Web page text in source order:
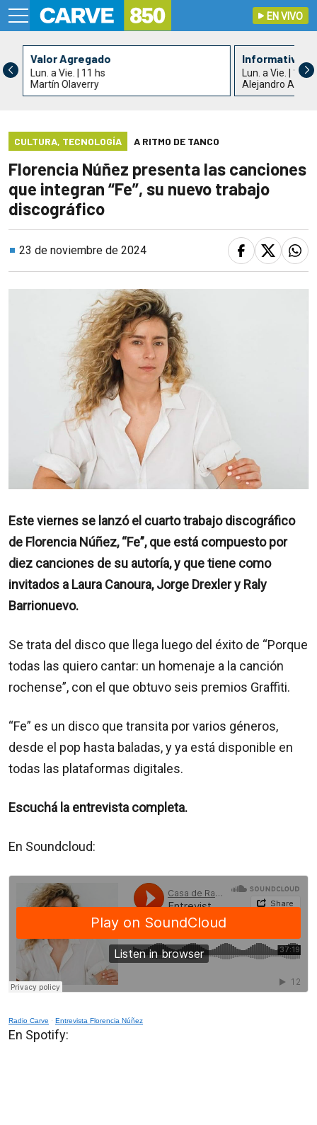
EN VIVO
Valor Agregado
Lun. a Vie. | 11 hs
Martín Olaverry
Informativo
Lun. a Vie. | 13 hs
Alejandro Acle
CULTURA, TECNOLOGÍA A RITMO DE TANCO
Florencia Núñez presenta las canciones
que integran “Fe”, su nuevo trabajo
discográfico
23 de noviembre de 2024
Este viernes se lanzó el cuarto trabajo discográfico
de Florencia Núñez, “Fe”, que está compuesto por
diez canciones de su autoría, y que tiene como
invitados a Laura Canoura, Jorge Drexler y Raly
Barrionuevo.
Se trata del disco que llega luego del éxito de “Porque
todas las quiero cantar: un homenaje a la canción
rochense”, con el que obtuvo seis premios Graffiti.
“Fe” es un disco que transita por varios géneros,
desde el pop hasta baladas, y ya está disponible en
todas las plataformas digitales.
Escuchá la entrevista completa.
En Soundcloud:
Radio Carve · Entrevista Florencia Núñez
En Spotify: